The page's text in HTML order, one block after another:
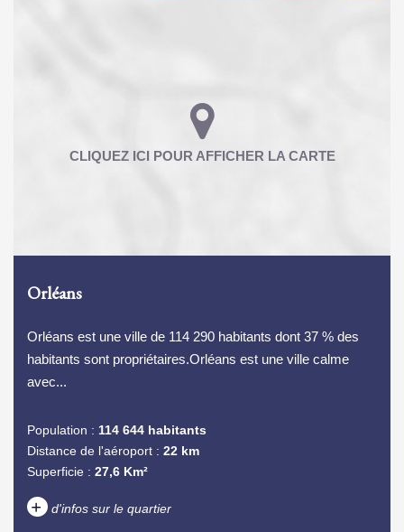
Orléans
Orléans est une ville de 114 290 habitants dont 37 % des
habitants sont propriétaires.Orléans est une ville calme
avec...
Population : 114 644 habitants
Distance de l'aéroport : 22 km
Superficie : 27,6 Km²
+ d'infos sur le quartier